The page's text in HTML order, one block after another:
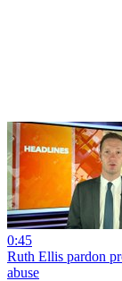
0:45
Ruth Ellis pardon
abuse